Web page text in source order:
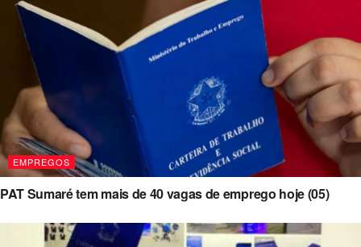
EMPREGOS
PAT Sumaré tem mais de 40 vagas de emprego hoje (05)